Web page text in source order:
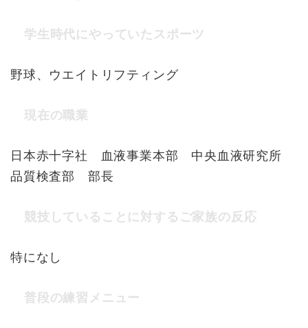
学生時代にやっていたスポーツ
野球、ウエイトリフティング
現在の職業
日本赤十字社 血液事業本部 中央血液研究所
品質検査部 部長
競技していることに対するご家族の反応
特になし
普段の練習メニュー